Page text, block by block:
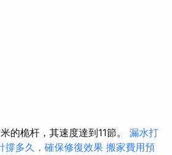
的桅杆，其速度達到11節。 漏水打
撐多久，確保修復效果 搬家費用預